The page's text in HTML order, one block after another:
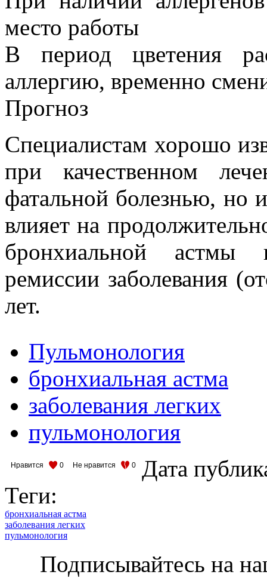
место работы
В период цветения
аллергию, временно
Прогноз
Специалистам хорошо
при качественном
фатальной болезнью, но
влияет на
бронхиальной астмы
ремиссии заболевания
лет.
Пульмонология
бронхиальная астма
заболевания легких
пульмонология
Нравится 0 Не нравится 0
Дата
Теги:
бронхиальная астма
заболевания легких
пульмонология
Подписывайтесь на